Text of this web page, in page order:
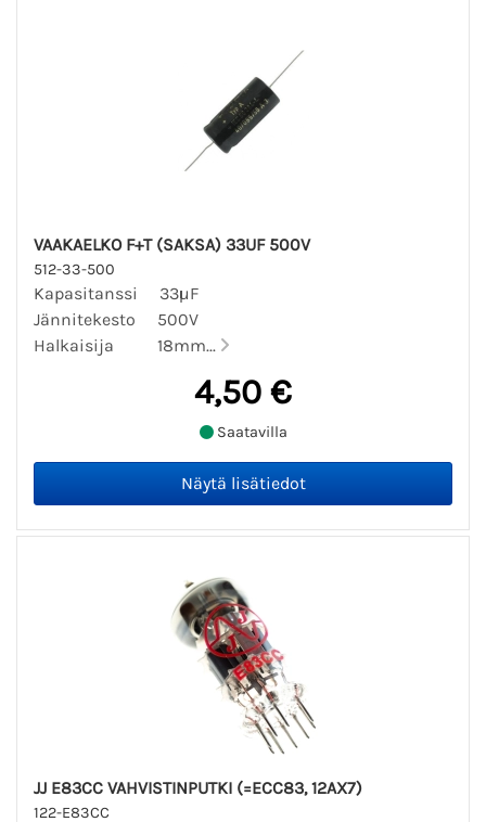
VAAKAELKO F+T (SAKSA) 33UF 500V
512-33-500
Kapasitanssi 33µF
Jännitekesto 500V
Halkaisija 18mm...
4,50 €
Saatavilla
JJ E83CC VAHVISTINPUTKI (=ECC83, 12AX7)
122-E83CC